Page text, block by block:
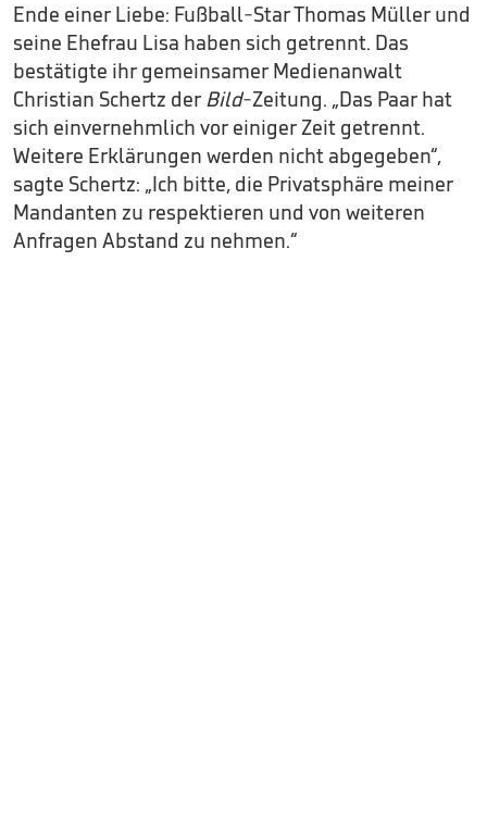
Ende einer Liebe: Fußball-Star Thomas Müller und
seine Ehefrau Lisa haben sich getrennt. Das
bestätigte ihr gemeinsamer Medienanwalt
Christian Schertz der Bild-Zeitung. „Das Paar hat
sich einvernehmlich vor einiger Zeit getrennt.
Weitere Erklärungen werden nicht abgegeben“,
sagte Schertz: „Ich bitte, die Privatsphäre meiner
Mandanten zu respektieren und von weiteren
Anfragen Abstand zu nehmen.“